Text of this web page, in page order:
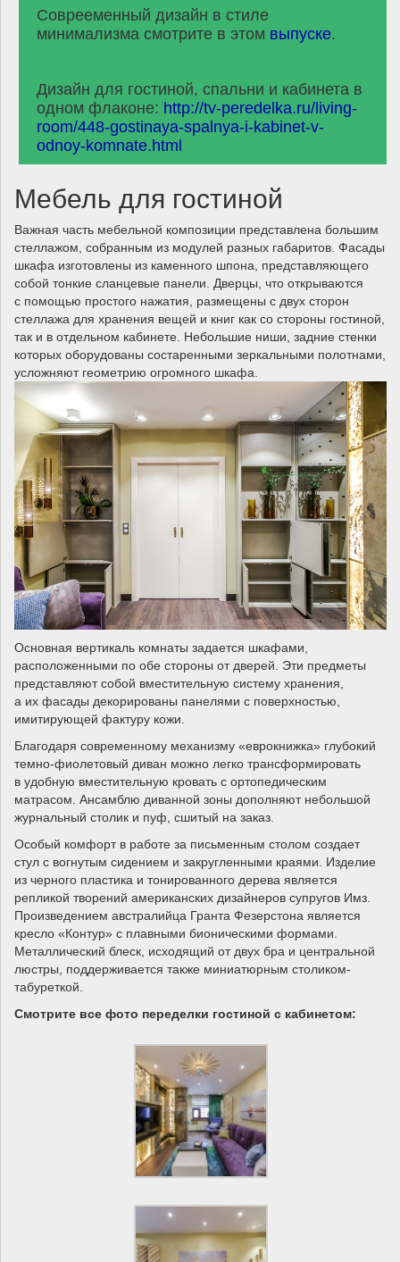
Соврееменный дизайн в стиле
минимализма смотрите в этом выпуске.
Дизайн для гостиной, спальни и кабинета в
одном флаконе: http://tv-peredelka.ru/living-
room/448-gostinaya-spalnya-i-kabinet-v-
odnoy-komnate.html
Мебель для гостиной
Важная часть мебельной композиции представлена большим
стеллажом, собранным из модулей разных габаритов. Фасады
шкафа изготовлены из каменного шпона, представляющего
собой тонкие сланцевые панели. Дверцы, что открываются
с помощью простого нажатия, размещены с двух сторон
стеллажа для хранения вещей и книг как со стороны гостиной,
так и в отдельном кабинете. Небольшие ниши, задние стенки
которых оборудованы состаренными зеркальными полотнами,
усложняют геометрию огромного шкафа.
Основная вертикаль комнаты задается шкафами,
расположенными по обе стороны от дверей. Эти предметы
представляют собой вместительную систему хранения,
а их фасады декорированы панелями с поверхностью,
имитирующей фактуру кожи.
Благодаря современному механизму «еврокнижка» глубокий
темно-фиолетовый диван можно легко трансформировать
в удобную вместительную кровать с ортопедическим
матрасом. Ансамблю диванной зоны дополняют небольшой
журнальный столик и пуф, сшитый на заказ.
Особый комфорт в работе за письменным столом создает
стул с вогнутым сидением и закругленными краями. Изделие
из черного пластика и тонированного дерева является
репликой творений американских дизайнеров супругов Имз.
Произведением австралийца Гранта Фезерстона является
кресло «Контур» с плавными бионическими формами.
Металлический блеск, исходящий от двух бра и центральной
люстры, поддерживается также миниатюрным столиком-
табуреткой.
Смотрите все фото переделки гостиной с кабинетом: